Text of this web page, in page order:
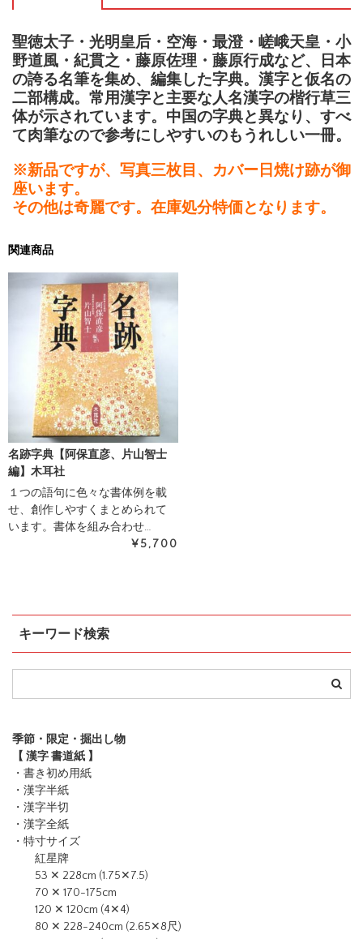
聖徳太子・光明皇后・空海・最澄・嵯峨天皇・小
野道風・紀貫之・藤原佐理・藤原行成など、日本
の誇る名筆を集め、編集した字典。漢字と仮名の
二部構成。常用漢字と主要な人名漢字の楷行草三
体が示されています。中国の字典と異なり、すべ
て肉筆なので参考にしやすいのもうれしい一冊。
※新品ですが、写真三枚目、カバー日焼け跡が御
座います。
その他は奇麗です。在庫処分特価となります。
関連商品
名跡字典【阿保直彦、片山智士
編】木耳社
１つの語句に色々な書体例を載
せ、創作しやすくまとめられて
います。書体を組み合わせ…
¥5,700
キーワード検索
季節・限定・掘出し物
【 漢字 書道紙 】
・書き初め用紙
・漢字半紙
・漢字半切
・漢字全紙
・特寸サイズ
紅星牌
53 ✕ 228cm (1.75✕7.5)
70 ✕ 170-175cm
120 ✕ 120cm (4✕4)
80 ✕ 228-240cm (2.65✕8尺)